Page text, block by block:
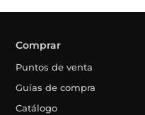
Comprar
Puntos de venta
Guías de compra
Catálogo